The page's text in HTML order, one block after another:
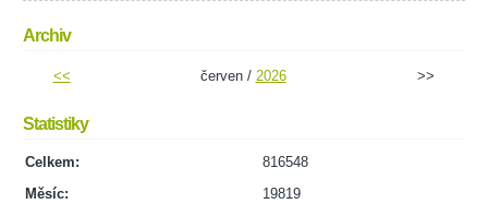
Archiv
<< červen / 2026 >>
Statistiky
Celkem:
816548
Měsíc:
19819